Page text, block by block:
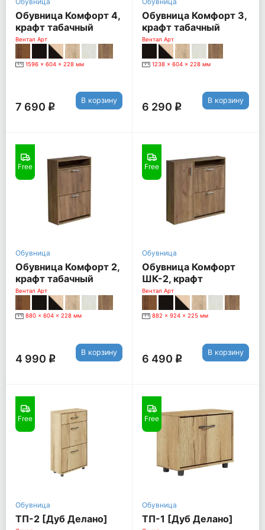
Обувница Комфорт 4,
крафт табачный
Вентал Арт
1596 x 604 x 228 мм
7 690 q
В корзину
Обувница Комфорт 3,
крафт табачный
Вентал Арт
1238 x 604 x 228 мм
6 290 q
В корзину
Free
Обувница
Обувница Комфорт 2,
крафт табачный
Вентал Арт
880 x 604 x 228 мм
4 990 q
В корзину
Free
Обувница
Обувница Комфорт
ШК-2, крафт
табачный
Вентал Арт
882 x 924 x 225 мм
6 490 q
В корзину
Free
Обувница
ТП-2 [Дуб Делано]
Free
Обувница
ТП-1 [Дуб Делано]